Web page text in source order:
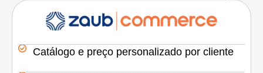
Catálogo e preço personalizado por cliente